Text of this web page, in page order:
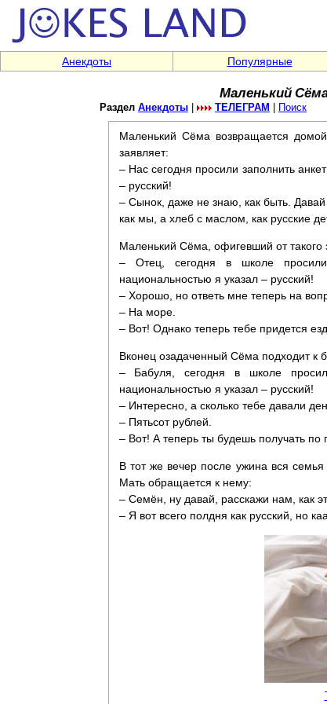
Анекдоты Популярные
Маленький
Раздел Анекдоты ТЕЛЕГРАМ Поиск
Маленький Сёма возвращается
заявляет:
– Нас сегодня просили заполнить
– русский!
– Сынок, даже не знаю, как быть.
как мы, а хлеб с маслом, как русские
Маленький Сёма, офигевший от такого
– Отец, сегодня в школе
национальностью я указал – русский!
– Хорошо, но ответь мне теперь на
– На море.
– Вот! Однако теперь тебе придется
Вконец озадаченный Сёма подходит к
– Бабуля, сегодня в школе
национальностью я указал – русский!
– Интересно, а сколько тебе давали
– Пятьсот рублей.
– Вот! А теперь ты будешь получать по
В тот же вечер после ужина вся
Мать обращается к нему:
– Семён, ну давай, расскажи нам, как
– Я вот всего полдня как русский, но